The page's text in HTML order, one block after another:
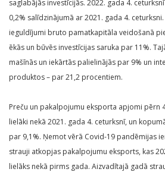
saglabājās investīcijās. 2022. gada 4.
0,2% salīdzinājumā ar 2021. gada 4.
ieguldījumi bruto pamatkapitāla veidošanā
ēkās un būvēs investīcijas saruka par 11%.
mašīnās un iekārtās palielinājās par 9% un
produktos – par 21,2 procentiem.
Preču un pakalpojumu eksporta apjomi pērn
lielāki nekā 2021. gada 4. ceturksnī, un
par 9,1%. Ņemot vērā Covid-19 pandēmijas
strauji atkopjas pakalpojumu eksports, kas
lielāks nekā pirms gada. Aizvadītajā gadā